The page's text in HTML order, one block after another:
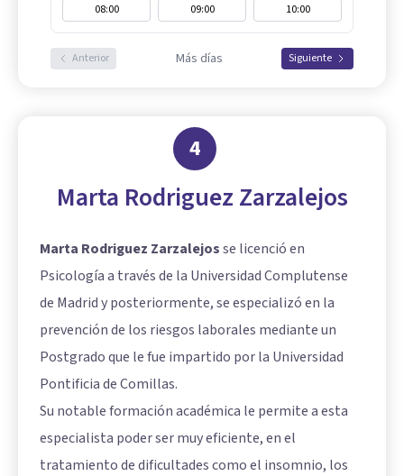
08:00 09:00 10:00
Anterior Más días Siguiente
4
Marta Rodriguez Zarzalejos
Marta Rodriguez Zarzalejosse licenció en
Psicología a través de la Universidad Complutense
de Madrid y posteriormente, se especializó en la
prevención de los riesgos laborales mediante un
Postgrado que le fue impartido por la Universidad
Pontificia de Comillas.
Su notable formación académica le permite a esta
especialista poder ser muy eficiente, en el
tratamiento de dificultades como el insomnio, los